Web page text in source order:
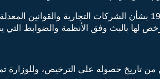
ومع عدم الإخلال بأحكام القانون رقم 15 لسنة 1960 بشأن
لها بالبث وفق الأنظمة والضوابط التي
تاريخ حصوله على الترخيص، وللوزارة